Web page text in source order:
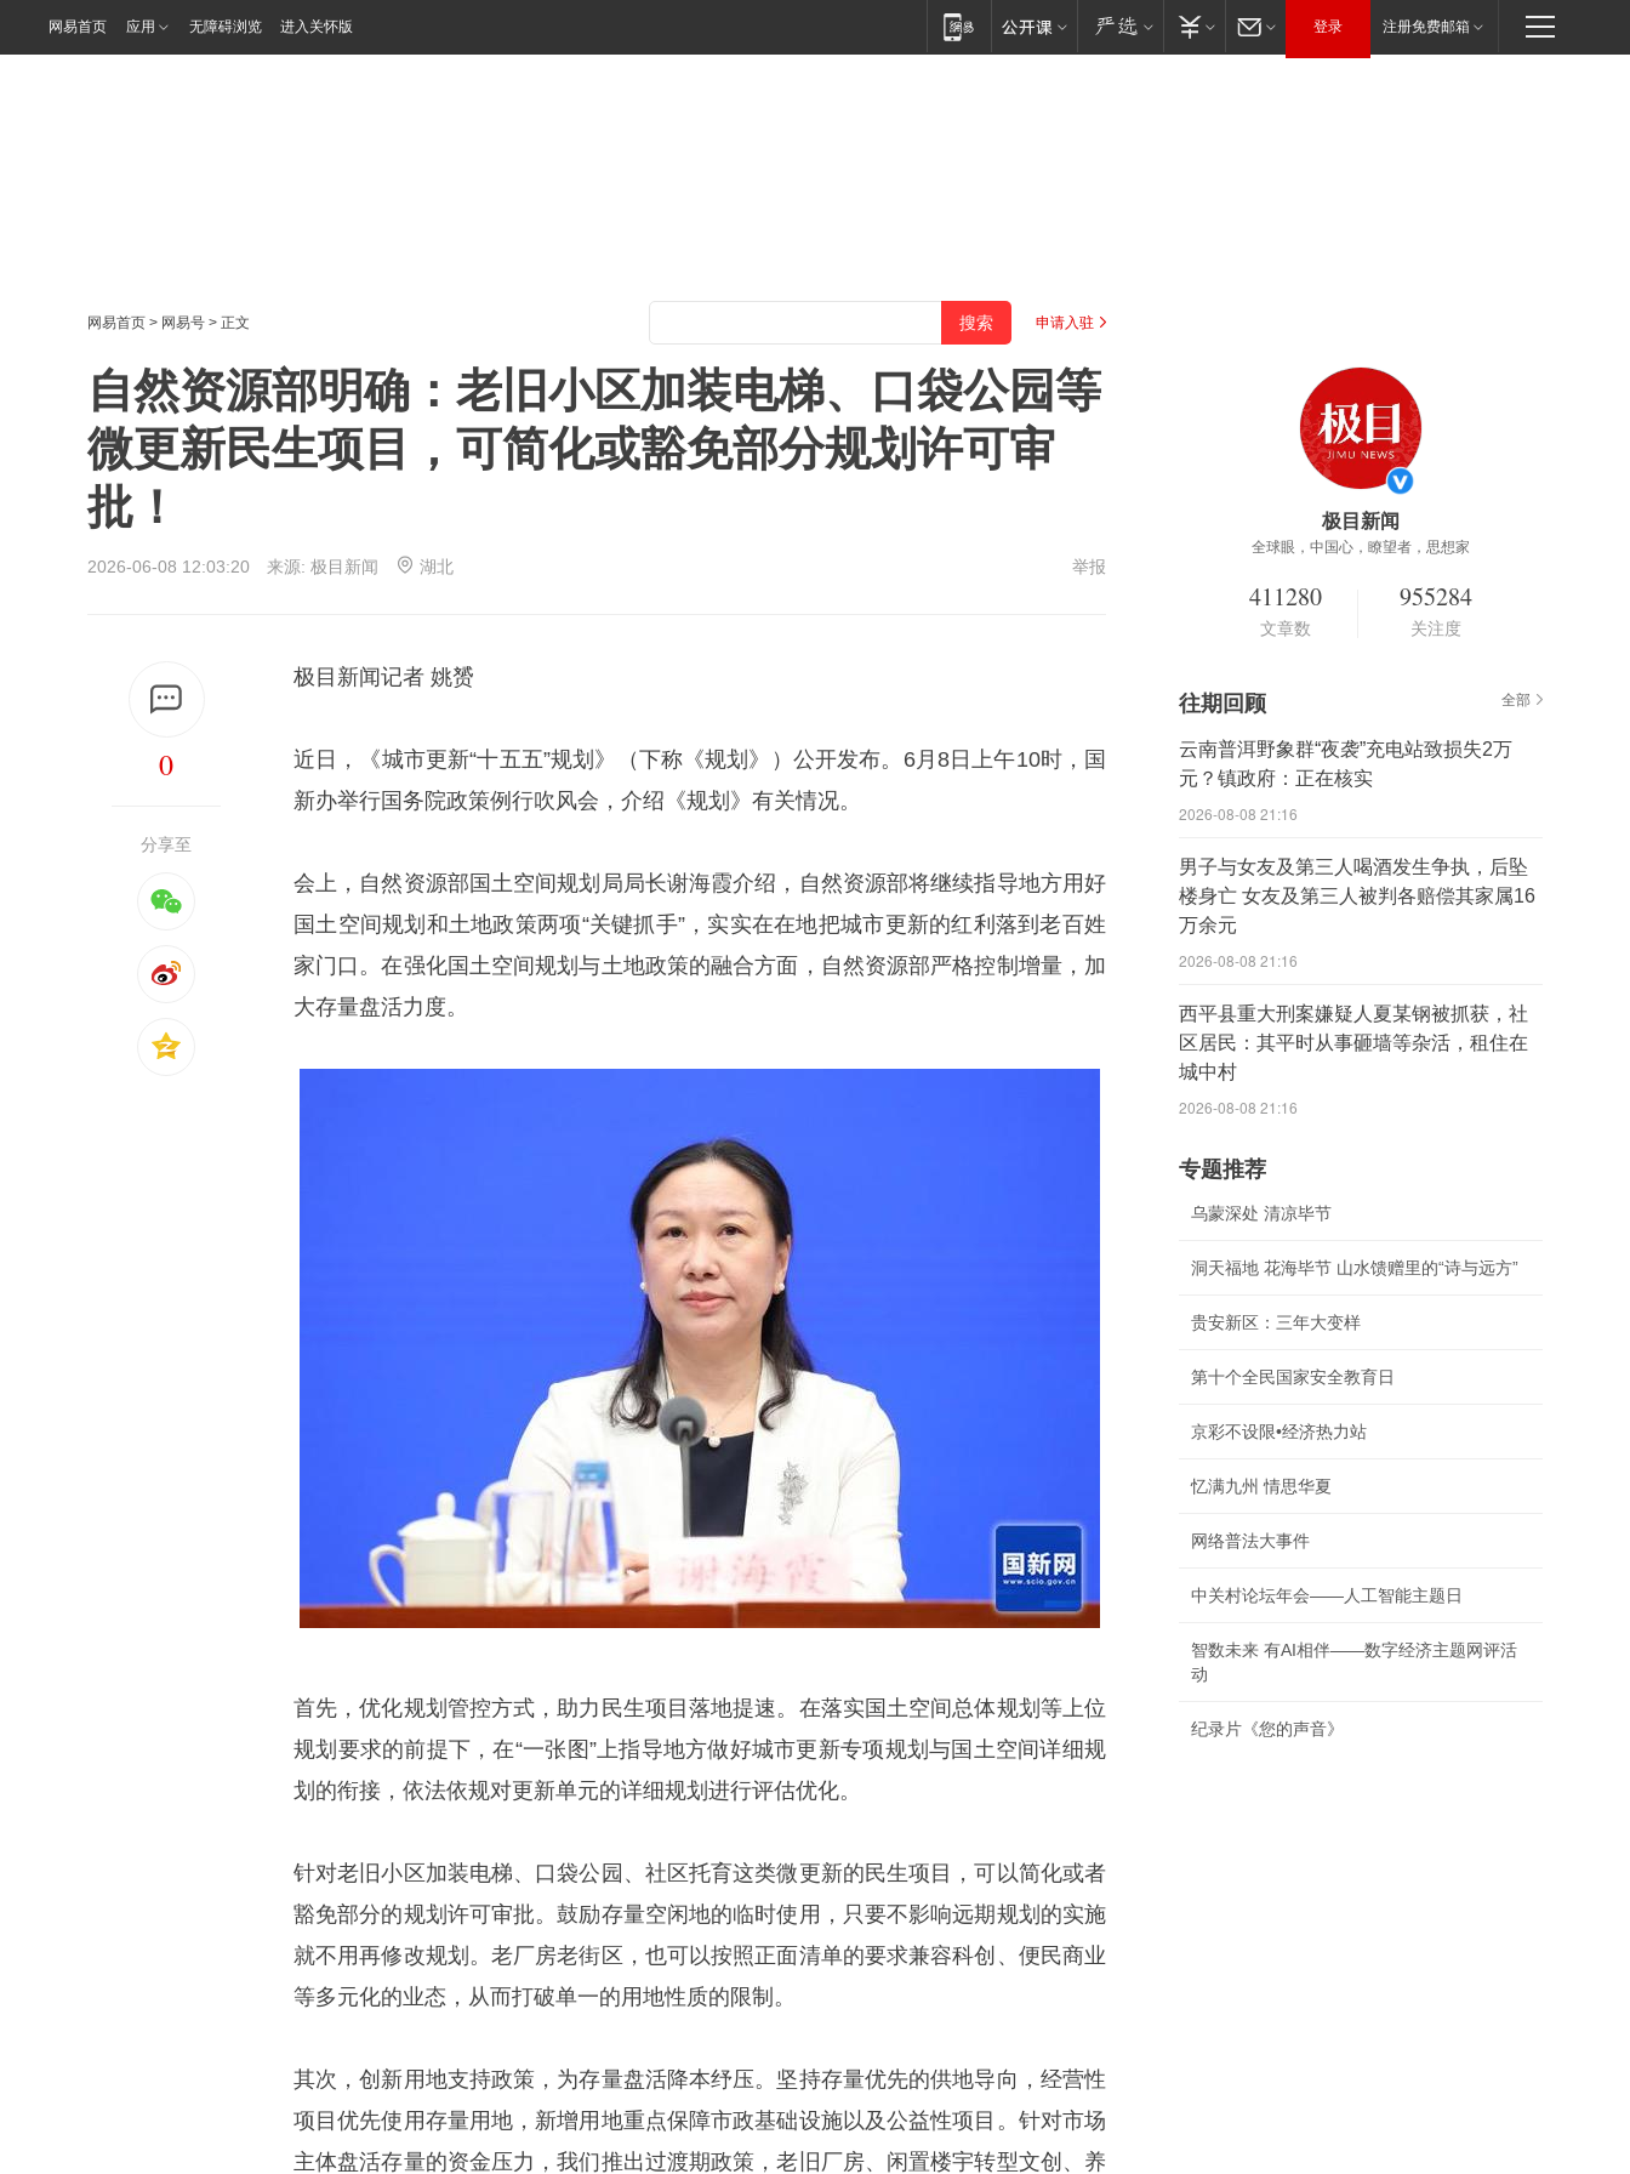
网易首页 应用 无障碍浏览 进入关怀版 登录 注册免费邮箱
网易首页 > 网易号 > 正文 申请入驻
自然资源部明确：老旧小区加装电梯、口袋公园等
微更新民生项目，可简化或豁免部分规划许可审
批！
2026-06-08 12:03:20 来源: 极目新闻 湖北 举报
0
分享至
极目新闻记者 姚赟
近日，《城市更新“十五五”规划》（下称《规划》）公开发布。6月8日上午10时，国
新办举行国务院政策例行吹风会，介绍《规划》有关情况。
会上，自然资源部国土空间规划局局长谢海霞介绍，自然资源部将继续指导地方用好
国土空间规划和土地政策两项“关键抓手”，实实在在地把城市更新的红利落到老百姓
家门口。在强化国土空间规划与土地政策的融合方面，自然资源部严格控制增量，加
大存量盘活力度。
首先，优化规划管控方式，助力民生项目落地提速。在落实国土空间总体规划等上位
规划要求的前提下，在“一张图”上指导地方做好城市更新专项规划与国土空间详细规
划的衔接，依法依规对更新单元的详细规划进行评估优化。
针对老旧小区加装电梯、口袋公园、社区托育这类微更新的民生项目，可以简化或者
豁免部分的规划许可审批。鼓励存量空闲地的临时使用，只要不影响远期规划的实施
就不用再修改规划。老厂房老街区，也可以按照正面清单的要求兼容科创、便民商业
等多元化的业态，从而打破单一的用地性质的限制。
其次，创新用地支持政策，为存量盘活降本纾压。坚持存量优先的供地导向，经营性
项目优先使用存量用地，新增用地重点保障市政基础设施以及公益性项目。针对市场
主体盘活存量的资金压力，我们推出过渡期政策，老旧厂房、闲置楼宇转型文创、养
极目新闻
全球眼，中国心，瞭望者，思想家
411280
文章数
955284
关注度
往期回顾 全部
云南普洱野象群“夜袭”充电站致损失2万
元？镇政府：正在核实
2026-08-08 21:16
男子与女友及第三人喝酒发生争执，后坠
楼身亡 女友及第三人被判各赔偿其家属16
万余元
2026-08-08 21:16
西平县重大刑案嫌疑人夏某钢被抓获，社
区居民：其平时从事砸墙等杂活，租住在
城中村
2026-08-08 21:16
专题推荐
乌蒙深处 清凉毕节
洞天福地 花海毕节 山水馈赠里的“诗与远方”
贵安新区：三年大变样
第十个全民国家安全教育日
京彩不设限•经济热力站
忆满九州 情思华夏
网络普法大事件
中关村论坛年会——人工智能主题日
智数未来 有AI相伴——数字经济主题网评活
动
纪录片《您的声音》